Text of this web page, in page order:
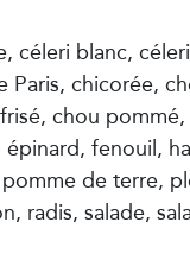
céleri blanc,
chicorée,
chou
fenouil,
de terre,
radis, salade,